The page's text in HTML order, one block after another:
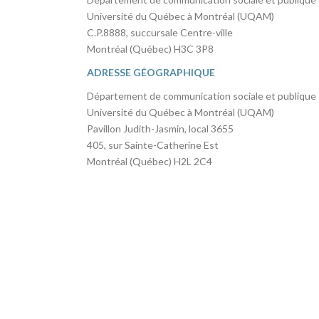
Université du Québec à Montréal (UQAM)
C.P.8888, succursale Centre-ville
Montréal (Québec) H3C 3P8
ADRESSE GÉOGRAPHIQUE
Département de communication sociale et publique
Université du Québec à Montréal (UQAM)
Pavillon Judith-Jasmin, local 3655
405, sur Sainte-Catherine Est
Montréal (Québec) H2L 2C4